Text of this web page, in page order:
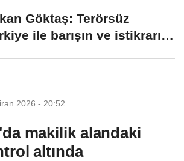
Göktaş: Terörsüz
ile barışın ve istikrarın
2026 - 20:52
makilik alandaki
altında